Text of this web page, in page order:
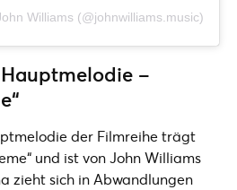
Williams (@johnwilliams.music)
–
der Filmreihe trägt
und ist von John Williams
zieht sich in Abwandlungen